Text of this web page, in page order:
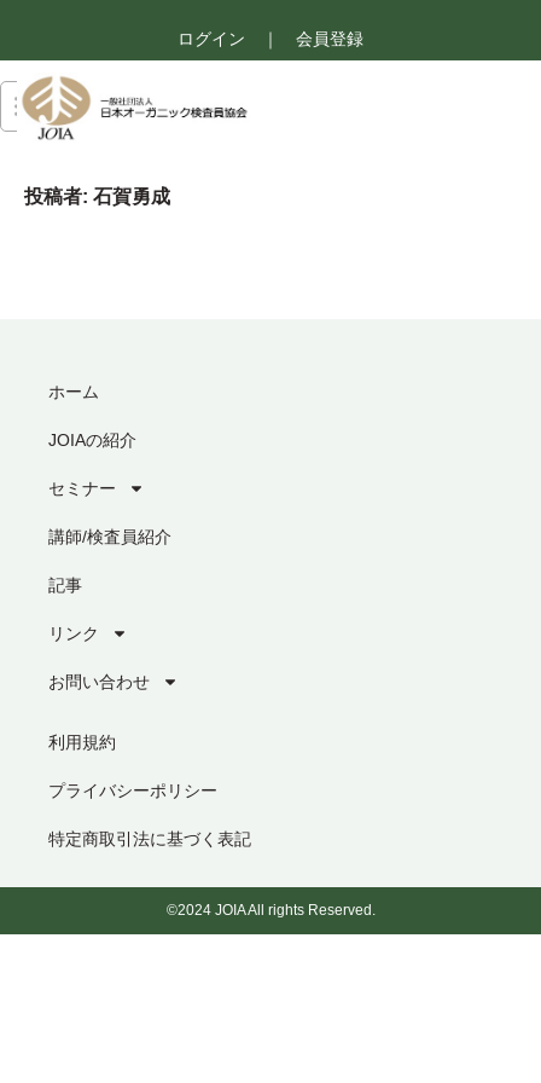
ログイン ｜ 会員登録
投稿者: 石賀勇成
ホーム
JOIAの紹介
セミナー
講師/検査員紹介
記事
リンク
お問い合わせ
利用規約
プライバシーポリシー
特定商取引法に基づく表記
©2024 JOIA All rights Reserved.